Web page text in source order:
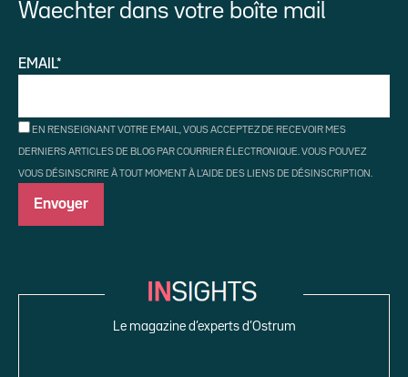
Waechter dans votre boîte mail
EMAIL*
EN RENSEIGNANT VOTRE EMAIL, VOUS ACCEPTEZ DE RECEVOIR MES
DERNIERS ARTICLES DE BLOG PAR COURRIER ÉLECTRONIQUE. VOUS POUVEZ
VOUS DÉSINSCRIRE À TOUT MOMENT À L'AIDE DES LIENS DE DÉSINSCRIPTION.
Le magazine d’experts d’Ostrum